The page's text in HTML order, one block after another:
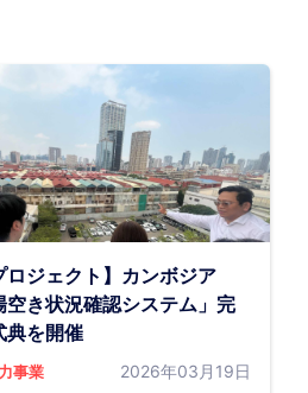
ロジェクト】カンボジア
空き状況確認システム」完
典を開催
事業 2026年03月19日